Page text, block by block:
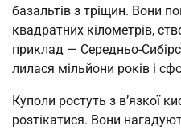
базальтів з тріщин. Вони
квадратних кілометрів,
приклад — Середньо-
лилася мільйони років і
Куполи ростуть з в’язкої
розтікатися. Вони